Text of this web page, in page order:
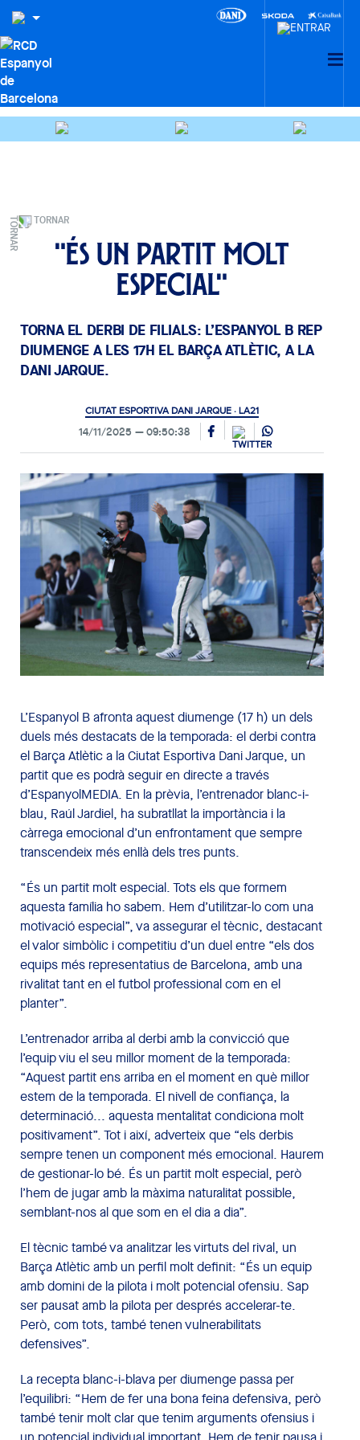
TORNAR
"És un partit molt
especial"
TORNA EL DERBI DE FILIALS: L’ESPANYOL B REP
DIUMENGE A LES 17H EL BARÇA ATLÈTIC, A LA
DANI JARQUE.
CIUTAT ESPORTIVA DANI JARQUE · LA21
14/11/2025 09:50:38
L’Espanyol B afronta aquest diumenge (17 h) un dels
duels més destacats de la temporada: el derbi contra
el Barça Atlètic a la Ciutat Esportiva Dani Jarque, un
partit que es podrà seguir en directe a través
d’EspanyolMEDIA. En la prèvia, l’entrenador blanc-i-
blau, Raúl Jardiel, ha subratllat la importància i la
càrrega emocional d’un enfrontament que sempre
transcendeix més enllà dels tres punts.
“És un partit molt especial. Tots els que formem
aquesta família ho sabem. Hem d’utilitzar-lo com una
motivació especial”, va assegurar el tècnic, destacant
el valor simbòlic i competitiu d’un duel entre “els dos
equips més representatius de Barcelona, amb una
rivalitat tant en el futbol professional com en el
planter”.
L’entrenador arriba al derbi amb la convicció que
l’equip viu el seu millor moment de la temporada:
“Aquest partit ens arriba en el moment en què millor
estem de la temporada. El nivell de confiança, la
determinació... aquesta mentalitat condiciona molt
positivament”. Tot i així, adverteix que “els derbis
sempre tenen un component més emocional. Haurem
de gestionar-lo bé. És un partit molt especial, però
l’hem de jugar amb la màxima naturalitat possible,
semblant-nos al que som en el dia a dia”.
El tècnic també va analitzar les virtuts del rival, un
Barça Atlètic amb un perfil molt definit: “És un equip
amb domini de la pilota i molt potencial ofensiu. Sap
ser pausat amb la pilota per després accelerar-te.
Però, com tots, també tenen vulnerabilitats
defensives”.
La recepta blanc-i-blava per diumenge passa per
l’equilibri: “Hem de fer una bona feina defensiva, però
també tenir molt clar que tenim arguments ofensius i